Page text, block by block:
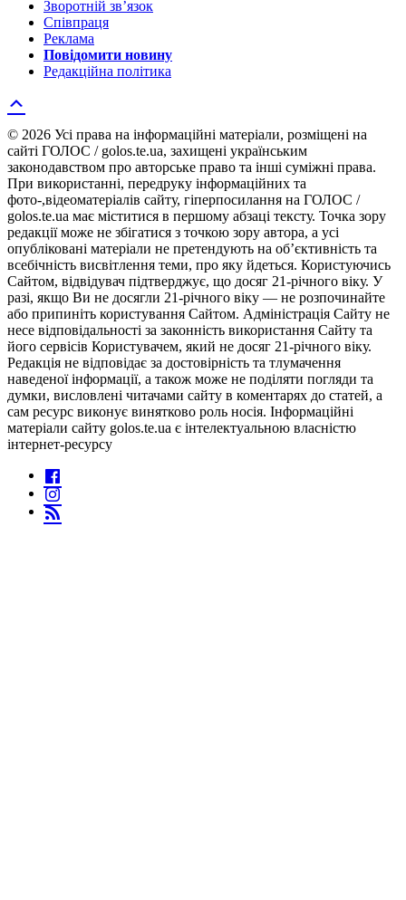
Зворотній зв’язок
Співпраця
Реклама
Повідомити новину
Редакційна політика
© 2026 Усі права на інформаційні матеріали, розміщені на
сайті ГОЛОС / golos.te.ua, захищені українським
законодавством про авторське право та інші суміжні права.
При використанні, передруку інформаційних та
фото-,відеоматеріалів сайту, гіперпосилання на ГОЛОС /
golos.te.ua має міститися в першому абзаці тексту. Точка зору
редакції може не збігатися з точкою зору автора, а усі
опубліковані матеріали не претендують на об’єктивність та
всебічність висвітлення теми, про яку йдеться. Користуючись
Сайтом, відвідувач підтверджує, що досяг 21-річного віку. У
разі, якщо Ви не досягли 21-річного віку — не розпочинайте
або припиніть користування Сайтом. Адміністрація Сайту не
несе відповідальності за законність використання Сайту та
його сервісів Користувачем, який не досяг 21-річного віку.
Редакція не відповідає за достовірність та тлумачення
наведеної інформації, а також може не поділяти погляди та
думки, висловлені читачами сайту в коментарях до статей, а
сам ресурс виконує винятково роль носія. Інформаційні
матеріали сайту golos.te.ua є інтелектуальною власністю
інтернет-ресурсу